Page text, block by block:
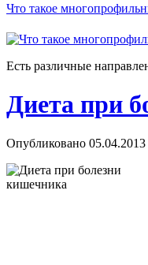
Что такое
Есть различные
Диета при
Опубликовано 05.04.2013